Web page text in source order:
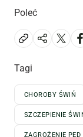
Poleć
Tagi
CHOROBY ŚWIŃ
SZCZEPIENIE
ZAGROŻENIE PED